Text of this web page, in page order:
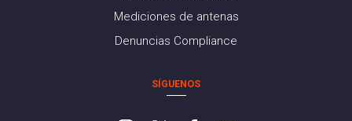
Mediciones de antenas
Denuncias Compliance
SÍGUENOS